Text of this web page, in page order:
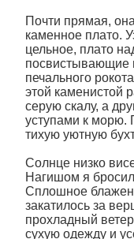
Почти прямая,
каменное плато.
цельное, плато
посвистывающие
печального
этой каменистой
серую скалу, а
уступами к морю.
тихую уютную
Солнце низко
Нагишом я
Сплошное
закатилось за
прохладный
сухую одежду и